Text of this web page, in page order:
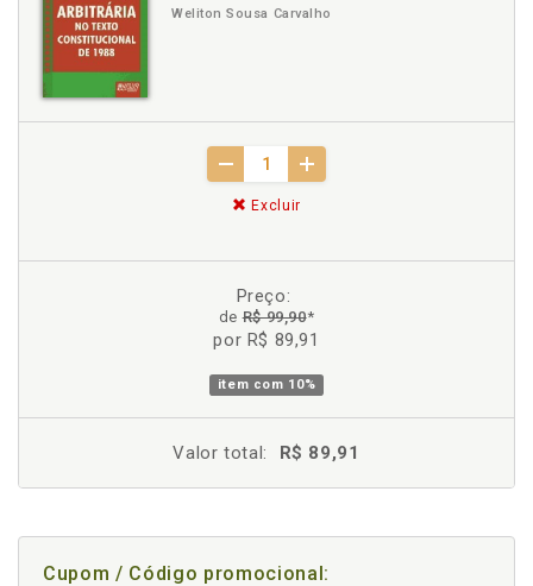
Weliton Sousa Carvalho
Excluir
Preço:
deR$ 99,90*
por R$ 89,91
item com 10%
Valor total: R$ 89,91
Cupom / Código promocional: